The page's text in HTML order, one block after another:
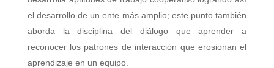
el desarrollo de un ente más amplio; este punto también
aborda la disciplina del diálogo que aprender a
reconocer los patrones de interacción que erosionan el
aprendizaje en un equipo.